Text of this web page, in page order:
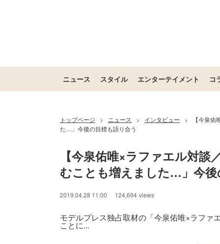
ニュース スタイル エンターテイメント コ
トップページ > ニュース > インタビュー >
【今泉
た…」今後の目標も語り合う
【今泉佑唯×ラファエル対
むことも増えました…」今
2019.04.28 11:00 124,694 views
モデルプレス独占取材の「今泉佑唯×ラファ
ことに...